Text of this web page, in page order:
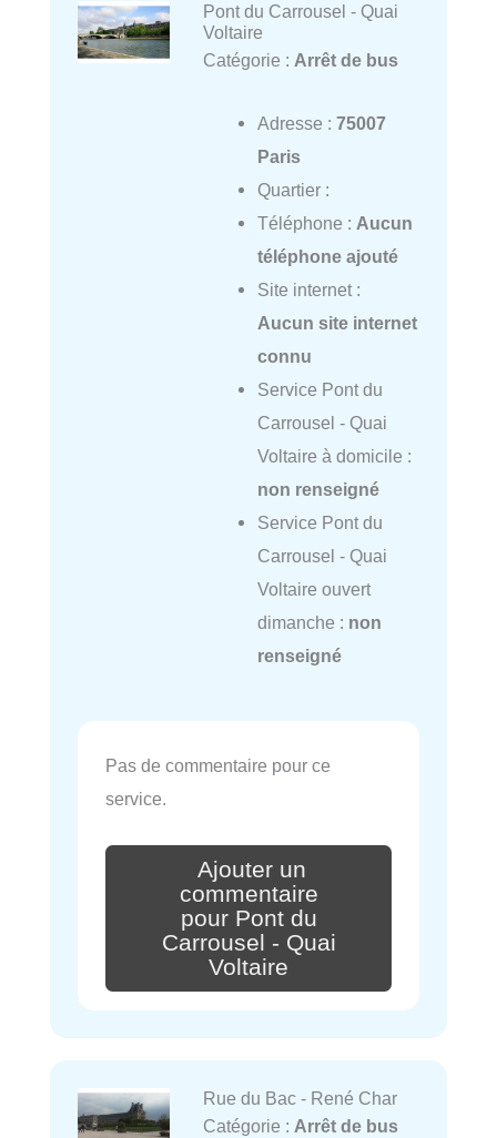
Pont du Carrousel - Quai
Voltaire
Catégorie : Arrêt de bus
Adresse : 75007
Paris
Quartier :
Téléphone : Aucun
téléphone ajouté
Site internet :
Aucun site internet
connu
Service Pont du
Carrousel - Quai
Voltaire à domicile :
non renseigné
Service Pont du
Carrousel - Quai
Voltaire ouvert
dimanche : non
renseigné
Pas de commentaire pour ce
service.
Ajouter un
commentaire
pour Pont du
Carrousel - Quai
Voltaire
Rue du Bac - René Char
Catégorie : Arrêt de bus